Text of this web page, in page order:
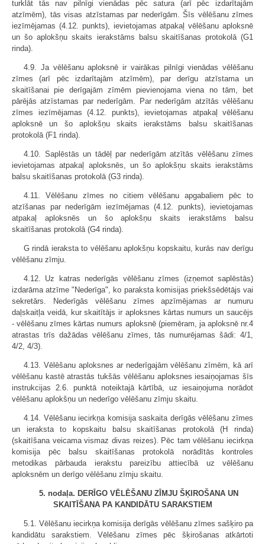
turklāt tās nav pilnīgi vienādas pēc satura (arī pēc izdarītajām
atzīmēm), tās visas atzīstamas par nederīgām. Šīs vēlēšanu zīmes
iezīmējamas (4.12. punkts), ievietojamas atpakaļ vēlēšanu aploksnē
un šo aplokšņu skaits ierakstāms balsu skaitīšanas protokolā (G1
rinda).
4.9. Ja vēlēšanu aploksnē ir vairākas pilnīgi vienādas vēlēšanu
zīmes (arī pēc izdarītajām atzīmēm), par derīgu atzīstama un
skaitīšanai pie derīgajām zīmēm pievienojama viena no tām, bet
pārējās atzīstamas par nederīgām. Par nederīgām atzītās vēlēšanu
zīmes iezīmējamas (4.12. punkts), ievietojamas atpakaļ vēlēšanu
aploksnē un šo aplokšņu skaits ierakstāms balsu skaitīšanas
protokolā (F1 rinda).
4.10. Saplēstās un tādēļ par nederīgām atzītās vēlēšanu zīmes
ievietojamas atpakaļ aploksnēs, un šo aplokšņu skaits ierakstāms
balsu skaitīšanas protokolā (G3 rinda).
4.11. Vēlēšanu zīmes no citiem vēlēšanu apgabaliem pēc to
atzīšanas par nederīgām iezīmējamas (4.12. punkts), ievietojamas
atpakaļ aploksnēs un šo aplokšņu skaits ierakstāms balsu
skaitīšanas protokolā (G4 rinda).
G rindā ieraksta to vēlēšanu aplokšņu kopskaitu, kurās nav derīgu
vēlēšanu zīmju.
4.12. Uz katras nederīgās vēlēšanu zīmes (izņemot saplēstās)
izdarāma atzīme "Nederīga", ko paraksta komisijas priekšsēdētājs vai
sekretārs. Nederīgās vēlēšanu zīmes apzīmējamas ar numuru
daļskaitļa veidā, kur skaitītājs ir aploksnes kārtas numurs un saucējs
- vēlēšanu zīmes kārtas numurs aploksnē (piemēram, ja aploksnē nr.4
atrastas trīs dažādas vēlēšanu zīmes, tās numurējamas šādi: 4/1,
4/2, 4/3).
4.13. Vēlēšanu aploksnes ar nederīgajām vēlēšanu zīmēm, kā arī
vēlēšanu kastē atrastās tukšās vēlēšanu aploksnes iesaiņojamas šīs
instrukcijas 2.6. punktā noteiktajā kārtībā, uz iesaiņojuma norādot
vēlēšanu aplokšņu un nederīgo vēlēšanu zīmju skaitu.
4.14. Vēlēšanu iecirkņa komisija saskaita derīgās vēlēšanu zīmes
un ieraksta to kopskaitu balsu skaitīšanas protokolā (H rinda)
(skaitīšana veicama vismaz divas reizes). Pēc tam vēlēšanu iecirkņa
komisija pēc balsu skaitīšanas protokolā norādītās kontroles
metodikas pārbauda ierakstu pareizību attiecībā uz vēlēšanu
aploksnēm un derīgo vēlēšanu zīmju skaitu.
5. nodaļa. DERĪGO VĒLĒŠANU ZĪMJU ŠĶIROŠANA UN
SKAITĪŠANA PA KANDIDĀTU SARAKSTIEM
5.1. Vēlēšanu iecirkņa komisija derīgās vēlēšanu zīmes sašķiro pa
kandidātu sarakstiem. Vēlēšanu zīmes pēc šķirošanas atkārtoti